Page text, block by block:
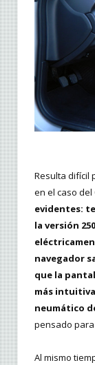
Resulta difícil
en el caso del
evidentes:
la versión
navegador
que la
más
neumático
pensado
Al mismo